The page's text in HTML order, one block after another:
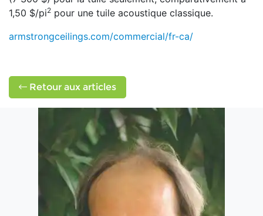
1,50 $/pi2 pour une tuile acoustique classique.
armstrongceilings.com/commercial/fr-ca/
Retour aux articles